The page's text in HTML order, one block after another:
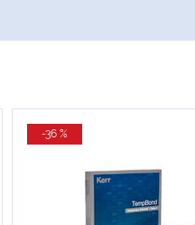
-36 %